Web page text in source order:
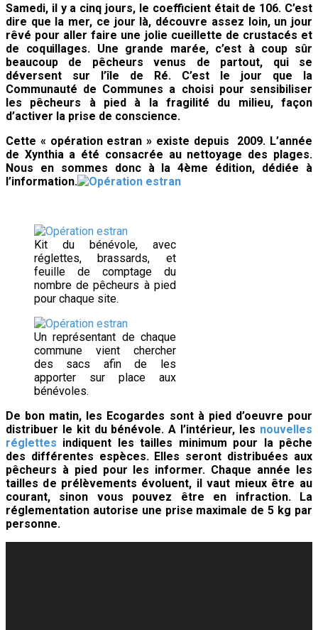
Samedi, il y a cinq jours, le coefficient était de 106. C’est
dire que la mer, ce jour là, découvre assez loin, un jour
rêvé pour aller faire une jolie cueillette de crustacés et
de coquillages. Une grande marée, c’est à coup sûr
beaucoup de pêcheurs venus de partout, qui se
déversent sur l’île de Ré. C’est le jour que la
Communauté de Communes a choisi pour sensibiliser
les pêcheurs à pied à la fragilité du milieu, façon
d’activer la prise de conscience.
Cette « opération estran » existe depuis 2009. L’année
de Xynthia a été consacrée au nettoyage des plages.
Nous en sommes donc à la 4ème édition, dédiée à
l’information.
Kit du bénévole, avec
réglettes, brassards, et
feuille de comptage du
nombre de pêcheurs à pied
pour chaque site.
Un représentant de chaque
commune vient chercher
des sacs afin de les
apporter sur place aux
bénévoles.
De bon matin, les Ecogardes sont à pied d’oeuvre pour
distribuer le kit du bénévole. A l’intérieur, les nouvelles
réglettes indiquent les tailles minimum pour la pêche
des différentes espèces. Elles seront distribuées aux
pêcheurs à pied pour les informer. Chaque année les
tailles de prélèvements évoluent, il vaut mieux être au
courant, sinon vous pouvez être en infraction. La
réglementation autorise une prise maximale de 5 kg par
personne.